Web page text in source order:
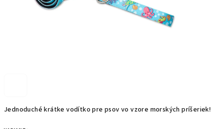
Jednoduché krátke vodítko pre psov vo vzore morských príšeriek!